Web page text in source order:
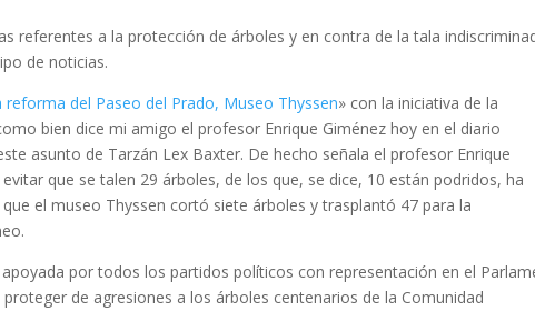
referentes a la protección de árboles y en contra de la tala
de noticias.
reforma del Paseo del Prado, Museo Thyssen» con la iniciativa de la
bien dice mi amigo el profesor Enrique Giménez hoy en el diario
asunto de Tarzán Lex Baxter. De hecho señala el profesor Enrique
que se talen 29 árboles, de los que, se dice, 10 están podridos, ha
el museo Thyssen cortó siete árboles y trasplantó 47 para la
por todos los partidos políticos con representación en el
de agresiones a los árboles centenarios de la Comunidad